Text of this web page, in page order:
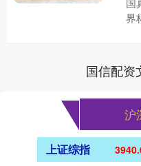
界
芋
国信配资
沪
上证综指